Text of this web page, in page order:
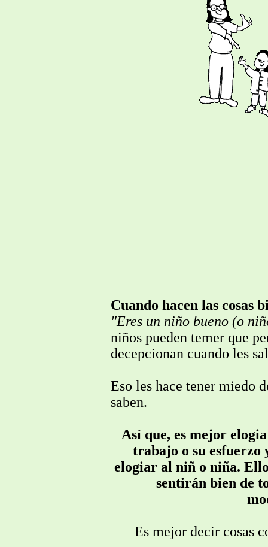
Cuando hacen las cosas
"Eres un niño bueno (o
niños pueden temer que
decepcionan cuando les
Eso les hace tener miedo
saben.
Así que, es mejor
trabajo o su esfuerzo
elogiar al niñ o niña.
sentirán bien de
Es mejor decir cosas